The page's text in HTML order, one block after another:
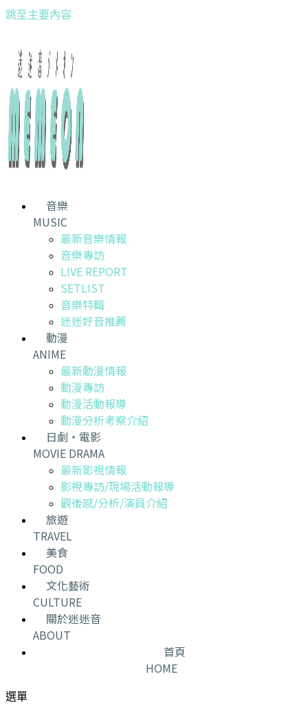
跳至主要內容
音樂
MUSIC
最新音樂情報
音樂專訪
LIVE REPORT
SETLIST
音樂特輯
迷迷好音推薦
動漫
ANIME
最新動漫情報
動漫專訪
動漫活動報導
動漫分析考察介紹
日劇・電影
MOVIE DRAMA
最新影視情報
影視專訪/現場活動報導
觀後感/分析/演員介紹
旅遊
TRAVEL
美食
FOOD
文化藝術
CULTURE
關於迷迷音
ABOUT
首頁
HOME
選單